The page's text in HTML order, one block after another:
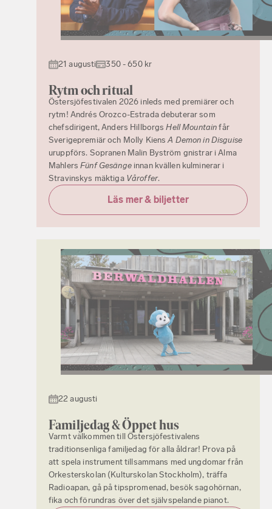
21 augusti 350 - 650 kr
Rytm och ritual
Östersjöfestivalen 2026 inleds med premiärer och
rytm! Andrés Orozco-Estrada debuterar som
chefsdirigent, Anders HillborgsHell Mountainfår
Sverigepremiär och Molly KiensA Demon in Disguise
uruppförs. Sopranen Malin Byström gnistrar i Alma
MahlersFünf Gesänge innan kvällen kulminerar i
Stravinskys mäktiga Våroffer.
Läs mer & biljetter
22 augusti
Familjedag & Öppet hus
Varmt välkommen till Östersjöfestivalens
traditionsenliga familjedag för alla åldrar! Prova på
att spela instrument tillsammans med ungdomar från
Orkesterskolan (Kulturskolan Stockholm), träffa
Radioapan, gå på tipspromenad, besök sagohörnan,
fika och förundras över det självspelande pianot.